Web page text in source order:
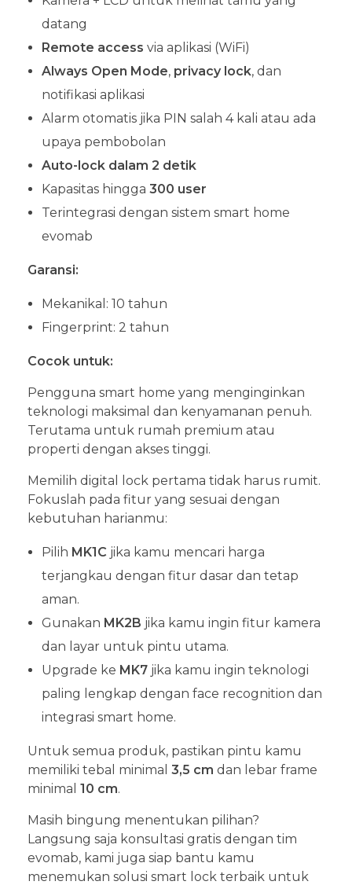
datang
Remote access via aplikasi (WiFi)
Always Open Mode, privacy lock, dan
notifikasi aplikasi
Alarm otomatis jika PIN salah 4 kali atau ada
upaya pembobolan
Auto-lock dalam 2 detik
Kapasitas hingga 300 user
Terintegrasi dengan sistem smart home
evomab
Garansi:
Mekanikal: 10 tahun
Fingerprint: 2 tahun
Cocok untuk:
Pengguna smart home yang menginginkan
teknologi maksimal dan kenyamanan penuh.
Terutama untuk rumah premium atau
properti dengan akses tinggi.
Memilih digital lock pertama tidak harus rumit.
Fokuslah pada fitur yang sesuai dengan
kebutuhan harianmu:
Pilih MK1C jika kamu mencari harga
terjangkau dengan fitur dasar dan tetap
aman.
Gunakan MK2B jika kamu ingin fitur kamera
dan layar untuk pintu utama.
Upgrade ke MK7jika kamu ingin teknologi
paling lengkap dengan face recognition dan
integrasi smart home.
Untuk semua produk, pastikan pintu kamu
memiliki tebal minimal 3,5 cm dan lebar frame
minimal 10 cm.
Masih bingung menentukan pilihan?
Langsung saja konsultasi gratis dengan tim
evomab, kami juga siap bantu kamu
menemukan solusi smart lock terbaik untuk